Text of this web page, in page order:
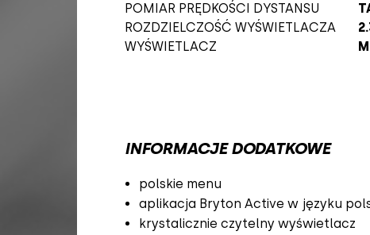
POMIAR PRĘDKOŚCI DYSTANSU
ROZDZIELCZOŚĆ WYŚWIETLACZA
WYŚWIETLACZ
INFORMACJE DODATKOWE
polskie menu
aplikacja Bryton Active w języku
krystalicznie czytelny wyświetlacz